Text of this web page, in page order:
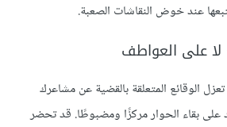
عند خوض النقاشات الصعبة.
الوقائع المتعلقة بالقضية عن مشاعرك
على بقاء الحوار مركزًا ومضبوطًا. قد تحضر